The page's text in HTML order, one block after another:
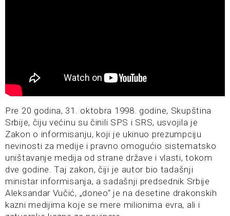
Pre 20 godina, 31. oktobra 1998. godine, Skupština
Srbije, čiju većinu su činili SPS i SRS, usvojila je
Zakon o informisanju, koji je ukinuo prezumpciju
nevinosti za medije i pravno omogućio sistematsko
uništavanje medija od strane države i vlasti, tokom
dve godine. Taj zakon, čiji je autor bio tadašnji
ministar informisanja, a sadašnji predsednik Srbije
Aleksandar Vučić, „doneo“ je na desetine drakonskih
kazni medijima koje se mere milionima evra, ali i